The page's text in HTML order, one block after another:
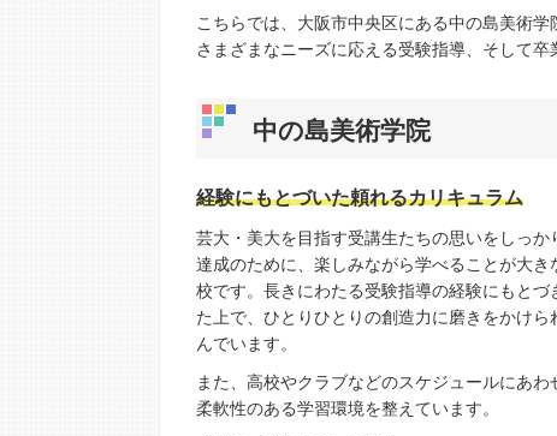
こちらでは、大阪市中央区にある中の島美術
さまざまなニーズに応える受験指導、そして卒
中の島美術学院
経験にもとづいた頼れるカリキュラム
芸大・美大を目指す受講生たちの思いをしっ
達成のために、楽しみながら学べることが大
校です。長きにわたる受験指導の経験にもとづ
た上で、ひとりひとりの創造力に磨きをかけら
んでいます。
また、高校やクラブなどのスケジュールにあわ
柔軟性のある学習環境を整えています。